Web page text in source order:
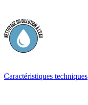
Caractéristiques techniques